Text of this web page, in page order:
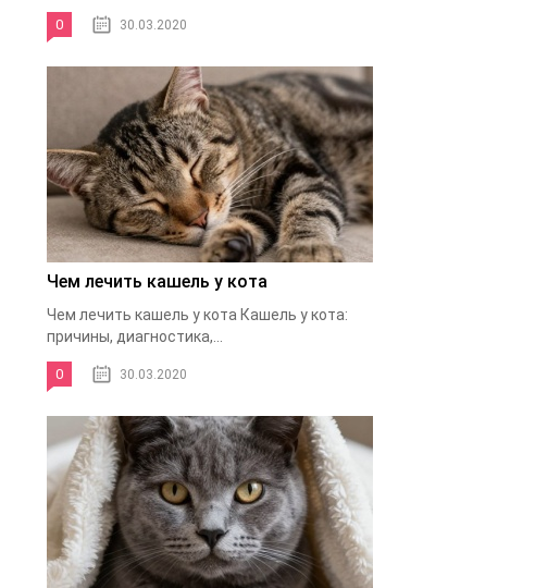
0 30.03.2020
Чем лечить кашель у кота
Чем лечить кашель у кота Кашель у кота:
причины, диагностика,...
0 30.03.2020